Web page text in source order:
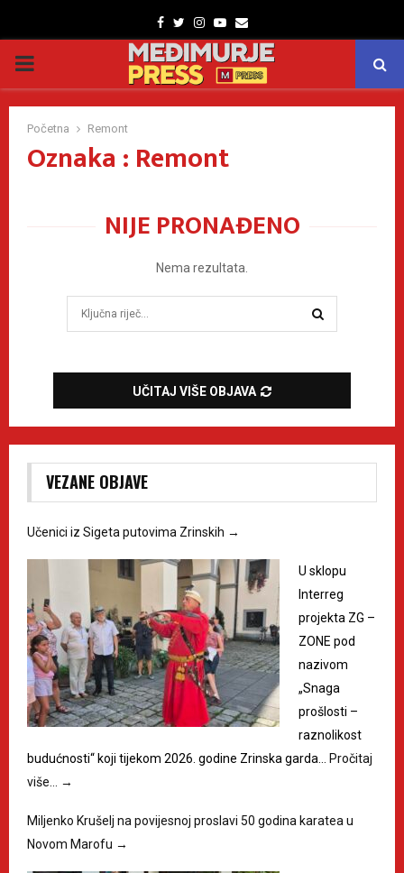
Facebook
TwitterInstagram
Youtube
Email
PRIMARY
MENU
Početna Remont
Oznaka : Remont
NIJE PRONAĐENO
Nema rezultata.
UČITAJ VIŠE OBJAVA
VEZANE OBJAVE
Učenici iz Sigeta putovima Zrinskih →
U sklopu
Interreg
projekta ZG –
ZONE pod
nazivom
„Snaga
prošlosti –
raznolikost
budućnosti“ koji tijekom 2026. godine Zrinska garda…
Pročitaj
više…
→
Miljenko Krušelj na povijesnoj proslavi 50 godina karatea u
Novom Marofu →